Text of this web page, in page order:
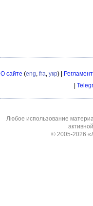
О сайте (eng fra укр) | Регламент
|
Любое использование
© 2005-2026